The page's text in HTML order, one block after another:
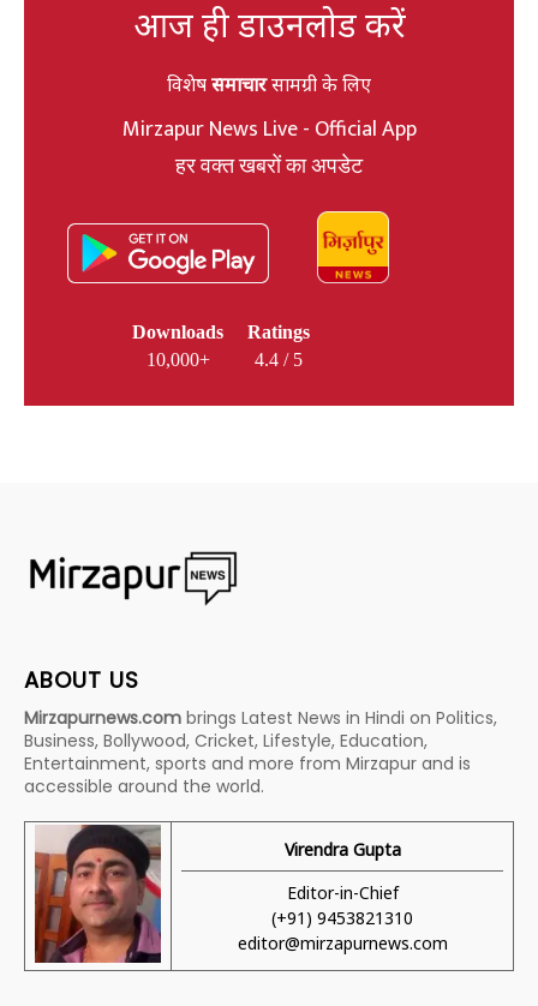
आज ही डाउनलोड करें
विशेषसमाचारसामग्री के लिए
Mirzapur News Live - Official App
हर वक्त खबरों का अपडेट
Downloads
10,000+
Ratings
4.4 / 5
ABOUT US
Mirzapurnews.com brings Latest News in Hindi on Politics,
Business, Bollywood, Cricket, Lifestyle, Education,
Entertainment, sports and more from Mirzapur and is
accessible around the world.
Virendra Gupta
Editor-in-Chief
(+91) 9453821310
editor@mirzapurnews.com